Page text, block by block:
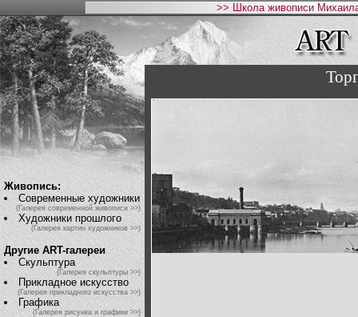
>> Школа живописи
Живопись:
Современные художники
(Галерея современной живописи >>)
Художники прошлого
(Галерея картин художников >>)
Другие ART-галереи
Скульптура
(Галерея скульптуры >>)
Прикладное искусство
(Галерея прикладного искусства >>)
Графика
(Галерея рисунка и графики >>)